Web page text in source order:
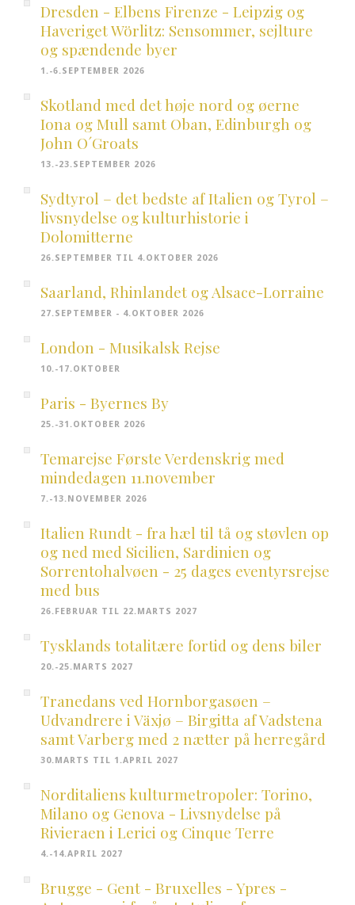
Dresden - Elbens Firenze - Leipzig og
Haveriget Wörlitz: Sensommer, sejlture
og spændende byer
1.-6.SEPTEMBER 2026
Skotland med det høje nord og øerne
Iona og Mull samt Oban, Edinburgh og
John O´Groats
13.-23.SEPTEMBER 2026
Sydtyrol – det bedste af Italien og Tyrol –
livsnydelse og kulturhistorie i
Dolomitterne
26.SEPTEMBER TIL 4.OKTOBER 2026
Saarland, Rhinlandet og Alsace-Lorraine
27.SEPTEMBER - 4.OKTOBER 2026
London - Musikalsk Rejse
10.-17.OKTOBER
Paris - Byernes By
25.-31.OKTOBER 2026
Temarejse Første Verdenskrig med
mindedagen 11.november
7.-13.NOVEMBER 2026
Italien Rundt - fra hæl til tå og støvlen op
og ned med Sicilien, Sardinien og
Sorrentohalvøen - 25 dages eventyrsrejse
med bus
26.FEBRUAR TIL 22.MARTS 2027
Tysklands totalitære fortid og dens biler
20.-25.MARTS 2027
Tranedans ved Hornborgasøen –
Udvandrere i Växjø – Birgitta af Vadstena
samt Varberg med 2 nætter på herregård
30.MARTS TIL 1.APRIL 2027
Norditaliens kulturmetropoler: Torino,
Milano og Genova - Livsnydelse på
Rivieraen i Lerici og Cinque Terre
4.-14.APRIL 2027
Brugge - Gent - Bruxelles - Ypres -